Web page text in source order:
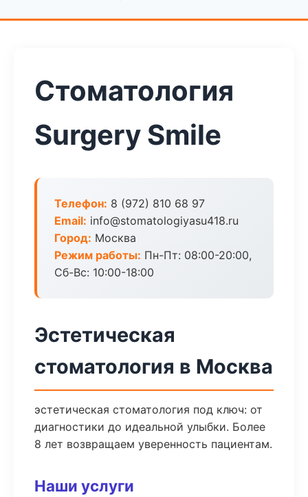
Стоматология
Surgery Smile
Телефон: 8 (972) 810 68 97
Email: info@stomatologiyasu418.ru
Город: Москва
Режим работы: Пн-Пт: 08:00-20:00,
Сб-Вс: 10:00-18:00
Эстетическая
стоматология в Москва
эстетическая стоматология под ключ: от
диагностики до идеальной улыбки. Более
8 лет возвращаем уверенность пациентам.
Наши услуги